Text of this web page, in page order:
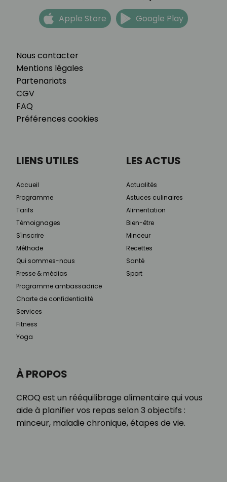
Nous contacter
Mentions légales
Partenariats
CGV
FAQ
Préférences cookies
Apple Store Google Play
À PROPOS
CROQ est un rééquilibrage alimentaire qui vous
aide à planifier vos repas selon 3 objectifs :
minceur, maladie chronique, étapes de vie.
LIENS UTILES
Accueil
Programme
Tarifs
Témoignages
S'inscrire
Méthode
Qui sommes-nous
Presse & médias
Programme ambassadrice
Charte de confidentialité
Services
Fitness
Yoga
LES ACTUS
Actualités
Astuces culinaires
Alimentation
Bien-être
Minceur
Recettes
Santé
Sport